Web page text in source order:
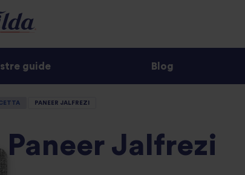
guide Blog
PANEER JALFREZI
Paneer Jalfrezi